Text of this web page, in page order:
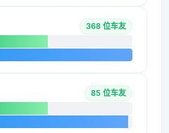
368 位车友
85 位车友